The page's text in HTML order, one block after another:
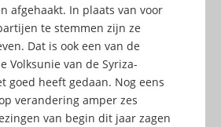
afgehaakt. In plaats van voor
te stemmen zijn ze
Dat is ook een van de
Volksunie van de Syriza-
goed heeft gedaan. Nog eens
verandering amper zes
van begin dit jaar zagen